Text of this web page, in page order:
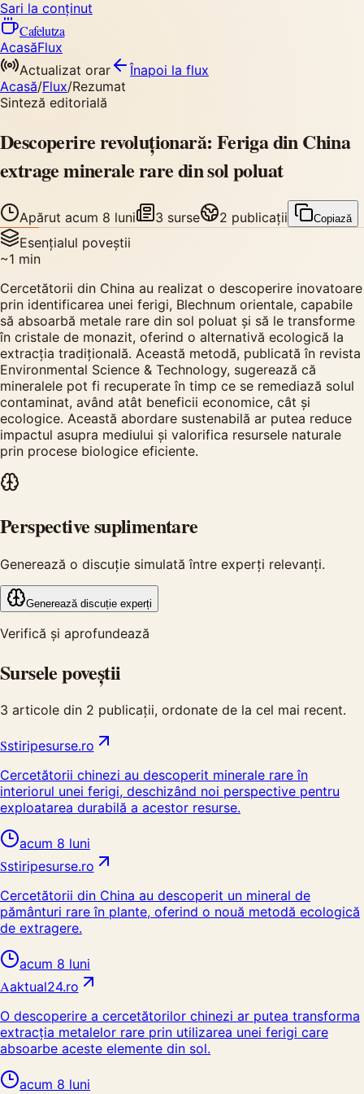
Sari la conținut
Cafelutza
AcasăFlux
Actualizat orar
Înapoi la flux
Acasă/Flux/Rezumat
Sinteză editorială
Descoperire revoluționară: Feriga din China
extrage minerale rare din sol poluat
Apărut acum 8 luni 3 surse 2 publicații Copiază
Esențialul poveștii
~1 min
Cercetătorii din China au realizat o descoperire inovatoare
prin identificarea unei ferigi, Blechnum orientale, capabile
să absoarbă metale rare din sol poluat și să le transforme
în cristale de monazit, oferind o alternativă ecologică la
extracția tradițională. Această metodă, publicată în revista
Environmental Science & Technology, sugerează că
mineralele pot fi recuperate în timp ce se remediază solul
contaminat, având atât beneficii economice, cât și
ecologice. Această abordare sustenabilă ar putea reduce
impactul asupra mediului și valorifica resursele naturale
prin procese biologice eficiente.
Perspective suplimentare
Generează o discuție simulată între experți relevanți.
Generează discuție experți
Verifică și aprofundează
Sursele poveștii
3 articole din 2 publicații, ordonate de la cel mai recent.
Sstiripesurse.ro
Cercetătorii chinezi au descoperit minerale rare în
interiorul unei ferigi, deschizând noi perspective pentru
exploatarea durabilă a acestor resurse.
acum 8 luni
Sstiripesurse.ro
Cercetătorii din China au descoperit un mineral de
pământuri rare în plante, oferind o nouă metodă ecologică
de extragere.
acum 8 luni
Aaktual24.ro
O descoperire a cercetătorilor chinezi ar putea transforma
extracția metalelor rare prin utilizarea unei ferigi care
absoarbe aceste elemente din sol.
acum 8 luni